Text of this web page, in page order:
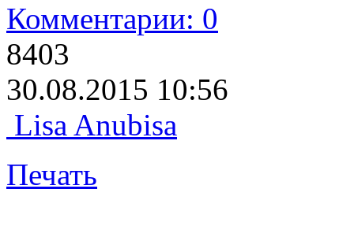
Комментарии: 0
8403
30.08.2015 10:56
Lisa Anubisa
Печать